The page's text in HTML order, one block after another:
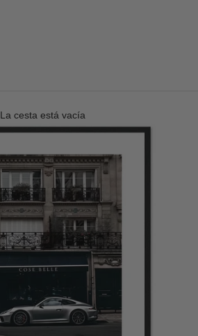
La cesta está vacía